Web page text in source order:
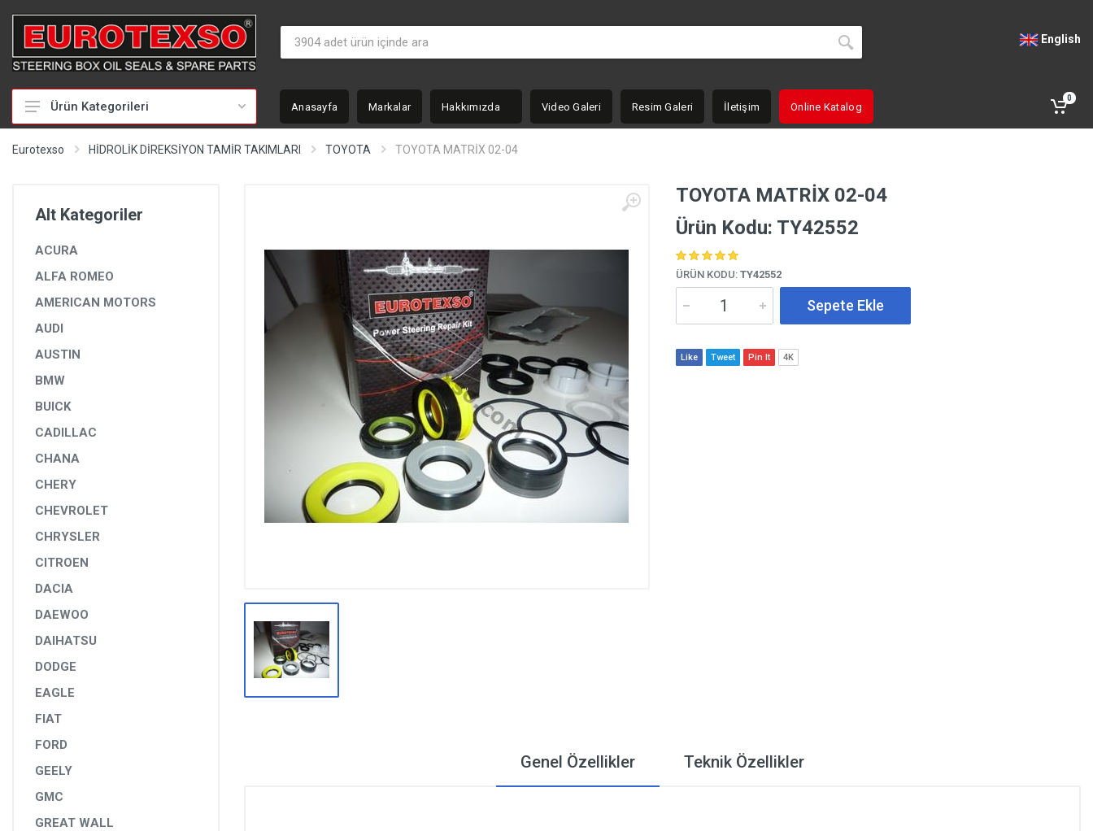
English
HİDROLİK DİREKSİYON TAMİR TAKIMLARI
POMPA YEDEK PARÇALARI
DİĞER YEDEK PARÇALAR
EPS YEDEK PARÇALARI
RULMANLAR
KÖRÜK VE KELEPÇELER
Ürün Kategorileri Anasayfa Markalar Hakkımızda Video Galeri Resim Galeri İletişim Online Katalog
0
Eurotexso HİDROLİK DİREKSİYON TAMİR TAKIMLARI TOYOTA TOYOTA MATRİX 02-04
Alt Kategoriler
ACURA
ALFA ROMEO
AMERICAN MOTORS
AUDI
AUSTIN
BMW
BUICK
CADILLAC
CHANA
CHERY
CHEVROLET
CHRYSLER
CITROEN
DACIA
DAEWOO
DAIHATSU
DODGE
EAGLE
FIAT
FORD
GEELY
GMC
GREAT WALL
TOYOTA MATRİX 02-04
Ürün Kodu: TY42552
ÜRÜN KODU: TY42552
Sepete Ekle
Like Tweet Pin It 4K
Genel Özellikler Teknik Özellikler